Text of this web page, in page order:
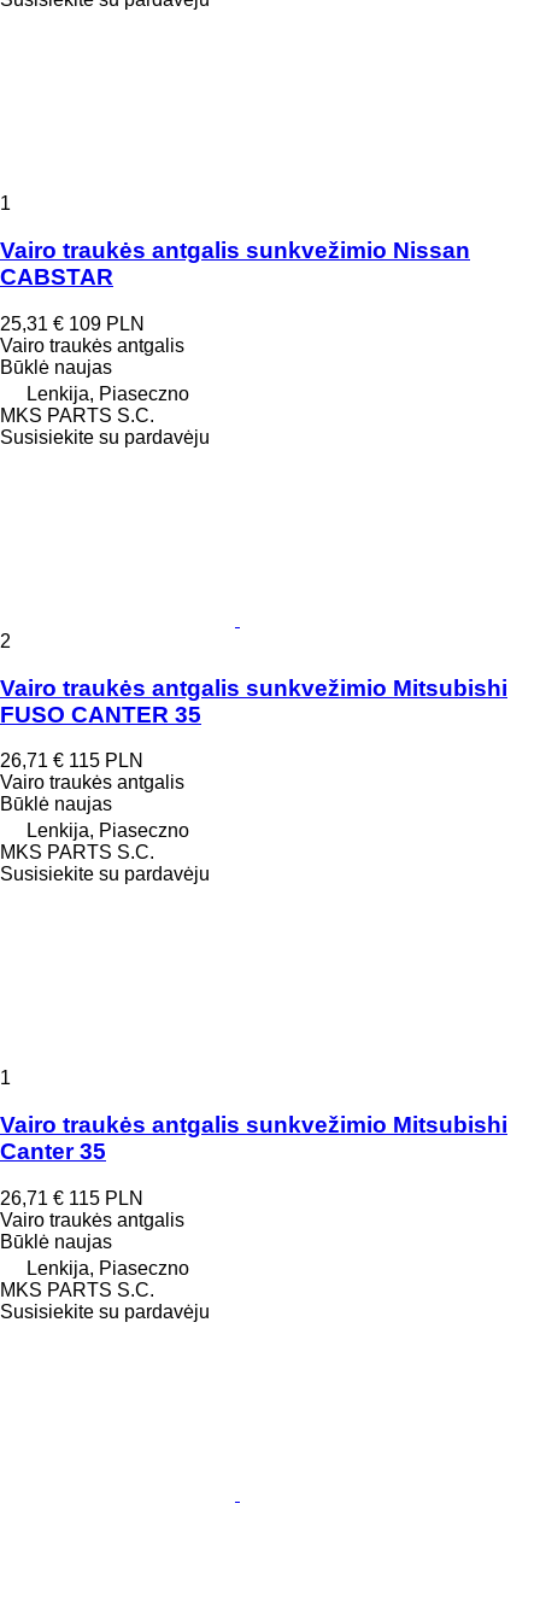
1
Vairo traukės antgalis sunkvežimio Nissan
CABSTAR
25,31 € 109 PLN
Vairo traukės antgalis
Būklė naujas
Lenkija, Piaseczno
MKS PARTS S.C.
Susisiekite su pardavėju
2
Vairo traukės antgalis sunkvežimio Mitsubishi
FUSO CANTER 35
26,71 € 115 PLN
Vairo traukės antgalis
Būklė naujas
Lenkija, Piaseczno
MKS PARTS S.C.
Susisiekite su pardavėju
1
Vairo traukės antgalis sunkvežimio Mitsubishi
Canter 35
26,71 € 115 PLN
Vairo traukės antgalis
Būklė naujas
Lenkija, Piaseczno
MKS PARTS S.C.
Susisiekite su pardavėju